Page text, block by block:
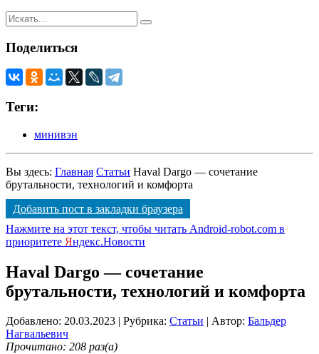
Поделиться
Теги:
минивэн
Вы здесь: Главная Статьи Haval Dargo — сочетание
брутальности, технологий и комфорта
Добавить пост в закладки браузера
Нажмите на этот текст, чтобы читать Android-robot.com в
приоритете Яндекс.Новости
Haval Dargo — сочетание
брутальности, технологий и комфорта
Добавлено: 20.03.2023 | Рубрика: Статьи | Автор: Бальдер
Нагвальевич
Прочитано: 208 раз(а)